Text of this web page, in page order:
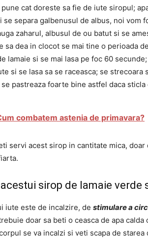
cat doreste sa fie de iute siropul;
se separa galbenusul de albus, noi vom
zaharul, albusul de ou batut si se
sa dea in clocot se mai tine o perioada
lamaie si se mai lasa pe foc 60
si se lasa sa se raceasca; se
pastreaza foarte bine astfel daca
combatem astenia de primavara?
servi acest sirop in cantitate mica,
sirop de lamaie verde
iute este de incalzire, de stimulare a
doar sa beti o ceasca de apa
se va incalzi si veti scapa de